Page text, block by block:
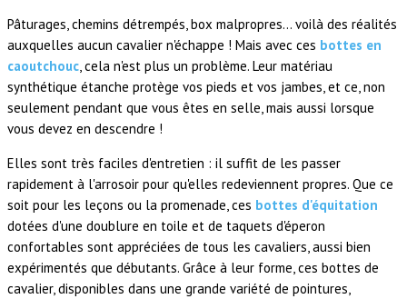
Pâturages, chemins détrempés, box malpropres… voilà des réalités
auxquelles aucun cavalier n'échappe ! Mais avec ces bottes en
caoutchouc, cela n'est plus un problème. Leur matériau
synthétique étanche protège vos pieds et vos jambes, et ce, non
seulement pendant que vous êtes en selle, mais aussi lorsque
vous devez en descendre !
Elles sont très faciles d'entretien : il suffit de les passer
rapidement à l'arrosoir pour qu'elles redeviennent propres. Que ce
soit pour les leçons ou la promenade, ces bottes d'équitation
dotées d'une doublure en toile et de taquets d'éperon
confortables sont appréciées de tous les cavaliers, aussi bien
expérimentés que débutants. Grâce à leur forme, ces bottes de
cavalier, disponibles dans une grande variété de pointures,